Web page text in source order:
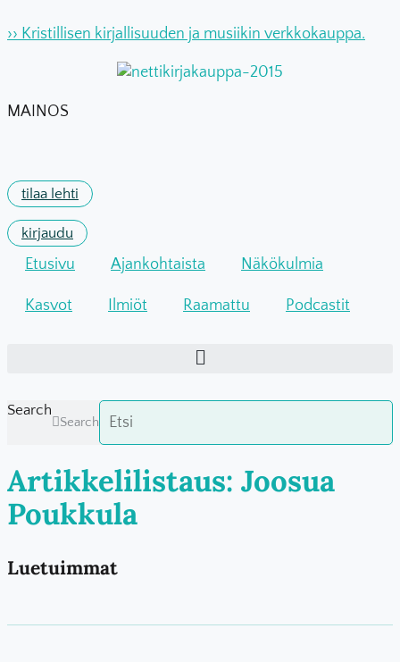
sisältöön
›› Kristillisen kirjallisuuden ja musiikin verkkokauppa.
MAINOS
tilaa lehti
kirjaudu
Etusivu Ajankohtaista Näkökulmia
Kasvot Ilmiöt Raamattu Podcastit
Search
Search
Artikkelilistaus: Joosua
Poukkula
Luetuimmat